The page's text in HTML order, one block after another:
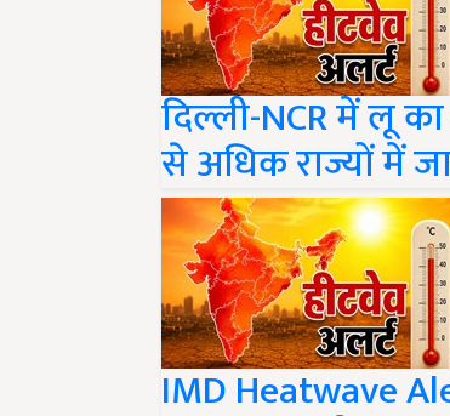
दिल्ली-NCR में लू
से अधिक राज्यों में
IMD Heatwave